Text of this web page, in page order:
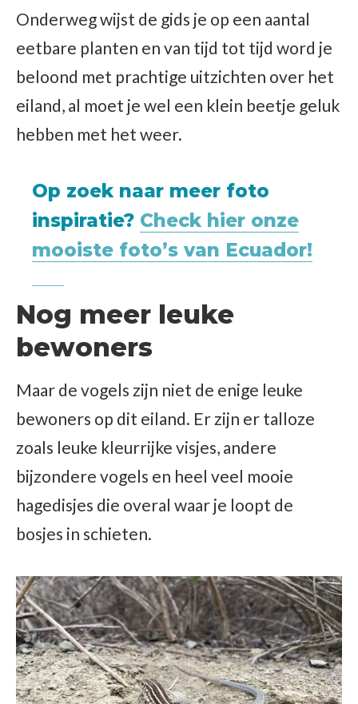
Onderweg wijst de gids je op een aantal
eetbare planten en van tijd tot tijd word je
beloond met prachtige uitzichten over het
eiland, al moet je wel een klein beetje geluk
hebben met het weer.
Op zoek naar meer foto
inspiratie? Check hier onze
mooiste foto’s van Ecuador!
Nog meer leuke
bewoners
Maar de vogels zijn niet de enige leuke
bewoners op dit eiland. Er zijn er talloze
zoals leuke kleurrijke visjes, andere
bijzondere vogels en heel veel mooie
hagedisjes die overal waar je loopt de
bosjes in schieten.